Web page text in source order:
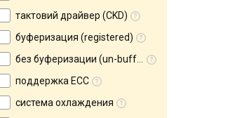
тактовий драйвер (CKD)
буферизация (registered)
без буферизации (un-buffered)
поддержка ECC
система охлаждения